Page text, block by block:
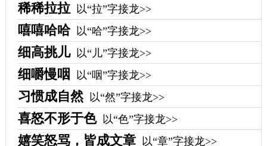
稀稀拉拉 以“拉”字接龙>>
嘻嘻哈哈 以“哈”字接龙>>
细高挑儿 以“儿”字接龙>>
细嚼慢咽 以“咽”字接龙>>
习惯成自然 以“然”字接龙>>
喜怒不形于色 以“色”字接龙>>
嬉笑怒骂，皆成文章 以“章”字接龙>>